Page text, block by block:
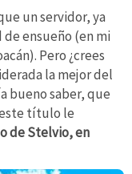
un servidor, ya
ensueño (en mi
Pero ¿crees
la mejor del
bueno saber, que
este título le
de Stelvio, en